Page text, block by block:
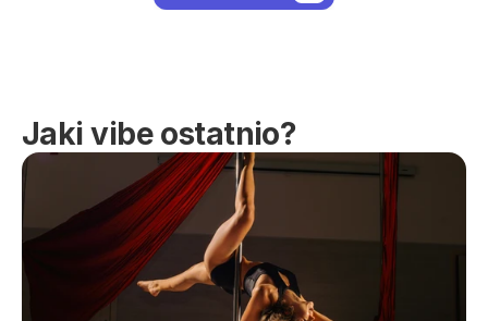
Jaki vibe ostatnio?